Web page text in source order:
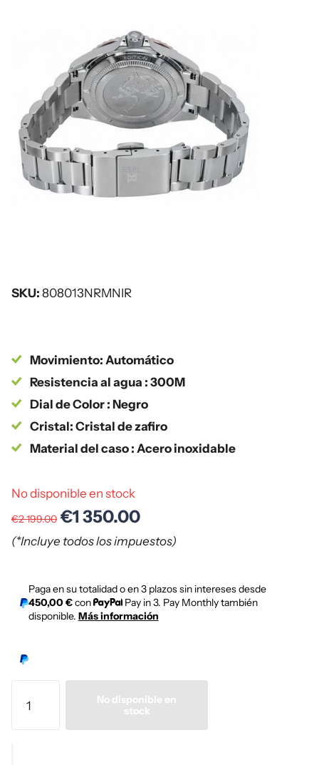
SKU:808013NRMNIR
Movimiento: Automático
Resistencia al agua : 300M
Dial de Color : Negro
Cristal: Cristal de zafiro
Material del caso : Acero inoxidable
No disponible en stock
€2 199.00 €1 350.00
(*Incluye todos los impuestos)
Paga en su totalidad o en 3 plazos sin intereses desde
450,00 €con
Pay in 3. Pay Monthly también
disponible. Más información
No disponible en
stock